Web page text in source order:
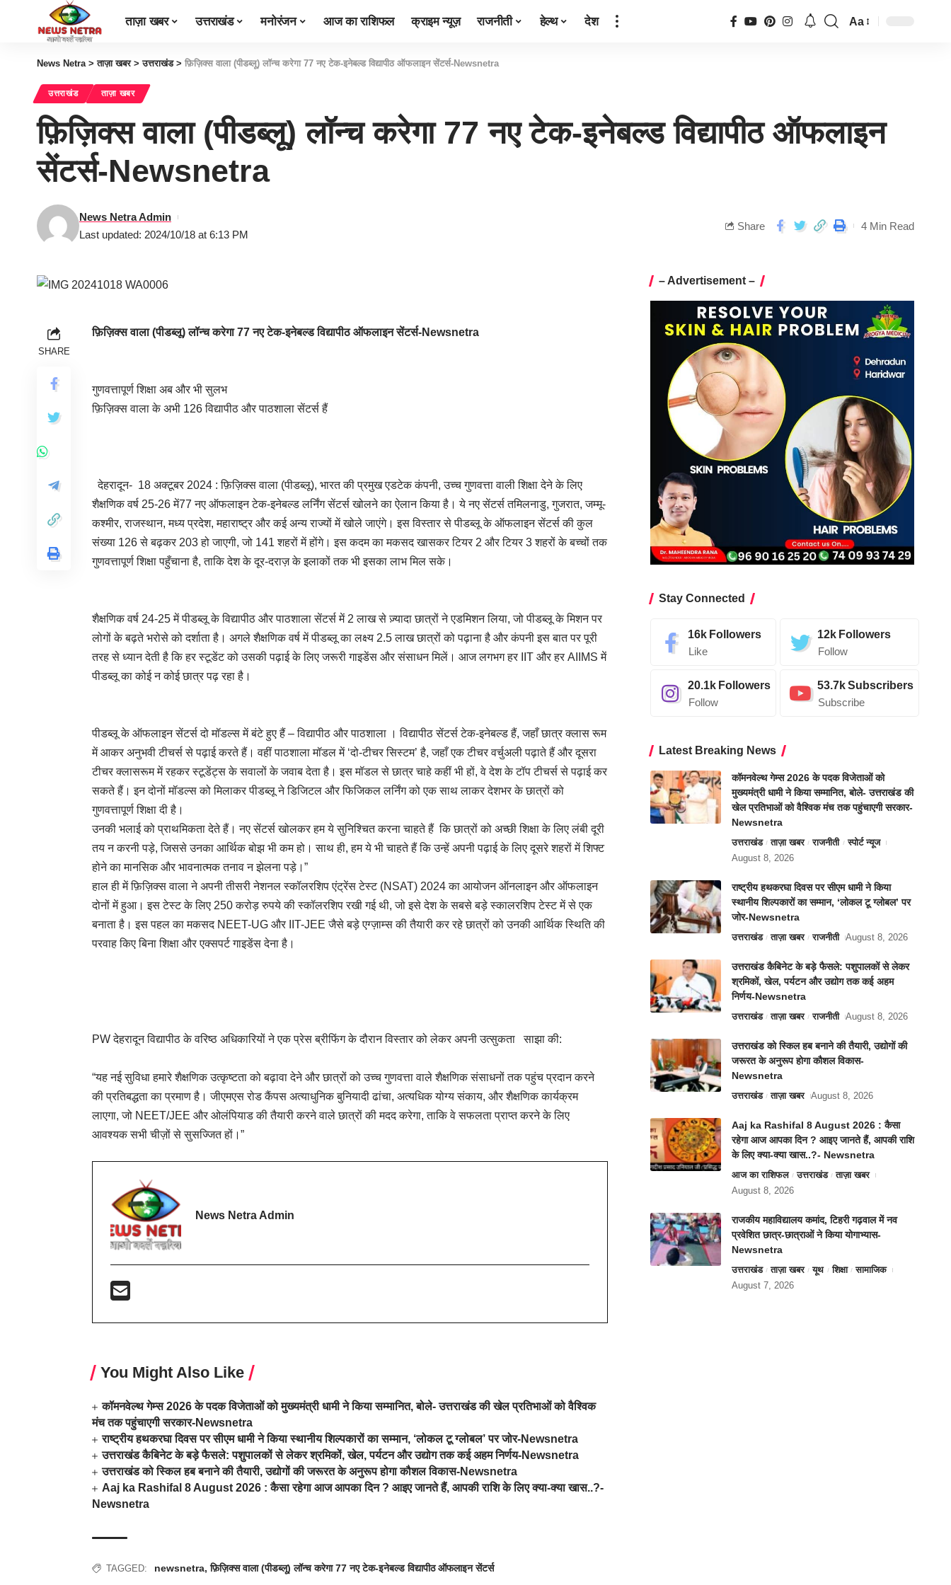
ताज़ा खबर उत्तराखंड मनोरंजन आज का राशिफल क्राइम न्यूज़ राजनीती हेल्थ देश Aa
News Netra>ताज़ा खबर>उत्तराखंड> फ़िज़िक्स वाला (पीडब्लू) लॉन्च करेगा 77 नए टेक-इनेबल्ड विद्यापीठ ऑफलाइन सेंटर्स-Newsnetra
उत्तराखंड ताज़ा खबर
फ़िज़िक्स वाला (पीडब्लू) लॉन्च करेगा 77 नए टेक-इनेबल्ड विद्यापीठ ऑफलाइन
सेंटर्स-Newsnetra
Last updated: 2024/10/18 at 6:13 PM
News Netra Admin
Share 4 Min Read
SHARE
फ़िज़िक्स वाला (पीडब्लू) लॉन्च करेगा 77 नए टेक-इनेबल्ड विद्यापीठ ऑफलाइन सेंटर्स-Newsnetra
गुणवत्तापूर्ण शिक्षा अब और भी सुलभ
फ़िज़िक्स वाला के अभी 126 विद्यापीठ और पाठशाला सेंटर्स हैं
देहरादून- 18 अक्टूबर 2024 : फ़िज़िक्स वाला (पीडब्लू), भारत की प्रमुख एडटेक कंपनी, उच्च गुणवत्ता वाली शिक्षा देने के लिए
शैक्षणिक वर्ष 25-26 में77 नए ऑफलाइन टेक-इनेबल्ड लर्निंग सेंटर्स खोलने का ऐलान किया है। ये नए सेंटर्स तमिलनाडु, गुजरात, जम्मू-
कश्मीर, राजस्थान, मध्य प्रदेश, महाराष्ट्र और कई अन्य राज्यों में खोले जाएंगे। इस विस्तार से पीडब्लू के ऑफलाइन सेंटर्स की कुल
संख्या 126 से बढ़कर 203 हो जाएगी, जो 141 शहरों में होंगे। इस कदम का मकसद खासकर टियर 2 और टियर 3 शहरों के बच्चों तक
गुणवत्तापूर्ण शिक्षा पहुँचाना है, ताकि देश के दूर-दराज़ के इलाकों तक भी इसका लाभ मिल सके।
शैक्षणिक वर्ष 24-25 में पीडब्लू के विद्यापीठ और पाठशाला सेंटर्स में 2 लाख से ज़्यादा छात्रों ने एडमिशन लिया, जो पीडब्लू के मिशन पर
लोगों के बढ़ते भरोसे को दर्शाता है। अगले शैक्षणिक वर्ष में पीडब्लू का लक्ष्य 2.5 लाख छात्रों को पढ़ाना है और कंपनी इस बात पर पूरी
तरह से ध्यान देती है कि हर स्टूडेंट को उसकी पढ़ाई के लिए जरूरी गाइडेंस और संसाधन मिलें। आज लगभग हर IIT और हर AIIMS में
पीडब्लू का कोई न कोई छात्र पढ़ रहा है।
पीडब्लू के ऑफलाइन सेंटर्स दो मॉडल्स में बंटे हुए हैं – विद्यापीठ और पाठशाला । विद्यापीठ सेंटर्स टेक-इनेबल्ड हैं, जहाँ छात्र क्लास रूम
में आकर अनुभवी टीचर्स से पढ़ाई करते हैं। वहीं पाठशाला मॉडल में ‘दो-टीचर सिस्टम’ है, जहाँ एक टीचर वर्चुअली पढ़ाते हैं और दूसरा
टीचर क्लासरूम में रहकर स्टूडेंट्स के सवालों के जवाब देता है। इस मॉडल से छात्र चाहे कहीं भी हों, वे देश के टॉप टीचर्स से पढ़ाई कर
सकते हैं। इन दोनों मॉडल्स को मिलाकर पीडब्लू ने डिजिटल और फिजिकल लर्निंग को एक साथ लाकर देशभर के छात्रों को
गुणवत्तापूर्ण शिक्षा दी है।
उनकी भलाई को प्राथमिकता देते हैं। नए सेंटर्स खोलकर हम ये सुनिश्चित करना चाहते हैं कि छात्रों को अच्छी शिक्षा के लिए लंबी दूरी
तय न करनी पड़े, जिससे उनका आर्थिक बोझ भी कम हो। साथ ही, हम ये भी चाहते हैं कि उन्हें अपनी पढ़ाई के लिए दूसरे शहरों में शिफ्ट
होने का मानसिक और भावनात्मक तनाव न झेलना पड़े।”
हाल ही में फ़िज़िक्स वाला ने अपनी तीसरी नेशनल स्कॉलरशिप एंट्रेंस टेस्ट (NSAT) 2024 का आयोजन ऑनलाइन और ऑफलाइन
दोनों में हुआ। इस टेस्ट के लिए 250 करोड़ रुपये की स्कॉलरशिप रखी गई थी, जो इसे देश के सबसे बड़े स्कालरशिप टेस्ट में से एक
बनाता है। इस पहल का मकसद NEET-UG और IIT-JEE जैसे बड़े एग्ज़ाम्स की तैयारी कर रहे छात्रों को उनकी आर्थिक स्थिति की
परवाह किए बिना शिक्षा और एक्सपर्ट गाइडेंस देना है।
PW देहरादून विद्यापीठ के वरिष्ठ अधिकारियों ने एक प्रेस ब्रीफिंग के दौरान विस्तार को लेकर अपनी उत्सुकता साझा की:
“यह नई सुविधा हमारे शैक्षणिक उत्कृष्टता को बढ़ावा देने और छात्रों को उच्च गुणवत्ता वाले शैक्षणिक संसाधनों तक पहुंच प्रदान करने
की प्रतिबद्धता का प्रमाण है। जीएमएस रोड कैंपस अत्याधुनिक बुनियादी ढांचा, अत्यधिक योग्य संकाय, और शैक्षणिक कार्यक्रम
लाएगा, जो NEET/JEE और ओलंपियाड की तैयारी करने वाले छात्रों की मदद करेगा, ताकि वे सफलता प्राप्त करने के लिए
आवश्यक सभी चीज़ों से सुसज्जित हों।”
News Netra Admin
You Might Also Like
कॉमनवेल्थ गेम्स 2026 के पदक विजेताओं को मुख्यमंत्री धामी ने किया सम्मानित, बोले- उत्तराखंड की खेल प्रतिभाओं को वैश्विक
मंच तक पहुंचाएगी सरकार-Newsnetra
राष्ट्रीय हथकरघा दिवस पर सीएम धामी ने किया स्थानीय शिल्पकारों का सम्मान, ‘लोकल टू ग्लोबल’ पर जोर-Newsnetra
उत्तराखंड कैबिनेट के बड़े फैसले: पशुपालकों से लेकर श्रमिकों, खेल, पर्यटन और उद्योग तक कई अहम निर्णय-Newsnetra
उत्तराखंड को स्किल हब बनाने की तैयारी, उद्योगों की जरूरत के अनुरूप होगा कौशल विकास-Newsnetra
Aaj ka Rashifal 8 August 2026 : कैसा रहेगा आज आपका दिन ? आइए जानते हैं, आपकी राशि के लिए क्या-क्या खास..?-
Newsnetra
TAGGED: newsnetra,फ़िज़िक्स वाला (पीडब्लू) लॉन्च करेगा 77 नए टेक-इनेबल्ड विद्यापीठ ऑफलाइन सेंटर्स
– Advertisement –
Stay Connected
16k Followers
Like
12k Followers
Follow
20.1k Followers
Follow
53.7kSubscribers
Subscribe
Latest Breaking News
कॉमनवेल्थ गेम्स 2026 के पदक विजेताओं को
मुख्यमंत्री धामी ने किया सम्मानित, बोले- उत्तराखंड की
खेल प्रतिभाओं को वैश्विक मंच तक पहुंचाएगी सरकार-
Newsnetra
उत्तराखंड ताज़ा खबर राजनीती
स्पोर्ट न्यूज
August 8, 2026
राष्ट्रीय हथकरघा दिवस पर सीएम धामी ने किया
स्थानीय शिल्पकारों का सम्मान, ‘लोकल टू ग्लोबल’ पर
जोर-Newsnetra
उत्तराखंड ताज़ा खबर राजनीती August 8, 2026
उत्तराखंड कैबिनेट के बड़े फैसले: पशुपालकों से लेकर
श्रमिकों, खेल, पर्यटन और उद्योग तक कई अहम
निर्णय-Newsnetra
उत्तराखंड ताज़ा खबर राजनीती August 8, 2026
उत्तराखंड को स्किल हब बनाने की तैयारी, उद्योगों की
जरूरत के अनुरूप होगा कौशल विकास-
Newsnetra
उत्तराखंड ताज़ा खबर August 8, 2026
Aaj ka Rashifal 8 August 2026 : कैसा
रहेगा आज आपका दिन ? आइए जानते हैं, आपकी राशि
के लिए क्या-क्या खास..?- Newsnetra
आज का राशिफल उत्तराखंड
ताज़ा खबर
August 8, 2026
राजकीय महाविद्यालय कमांद, टिहरी गढ़वाल में नव
प्रवेशित छात्र-छात्राओं ने किया योगाभ्यास-
Newsnetra
उत्तराखंड ताज़ा खबर यूथ शिक्षा
सामाजिक
August 7, 2026